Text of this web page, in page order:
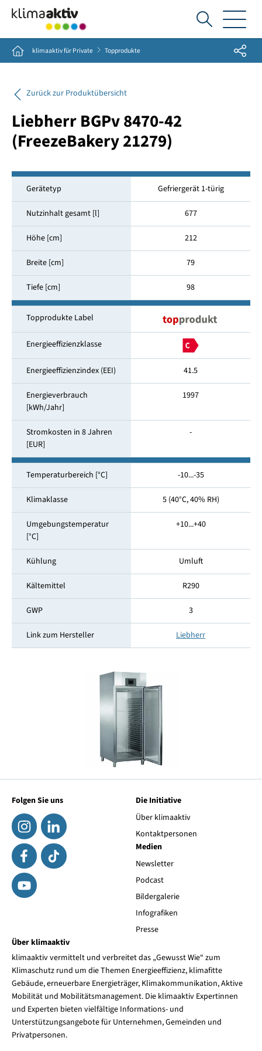
Ich
suche...
Home klimaaktiv für Private Topprodukte Share
Zurück zur Produktübersicht
Liebherr BGPv 8470-42
(FreezeBakery 21279)
Gerätetyp Gefriergerät 1-türig
Nutzinhalt gesamt [l] 677
Höhe [cm] 212
Breite [cm] 79
Tiefe [cm] 98
Topprodukte Label
Energieeffizienzklasse
Energieeffizienzindex (EEI) 41.5
Energieverbrauch
[kWh/Jahr]
1997
Stromkosten in 8 Jahren
[EUR]
-
Temperaturbereich [°C] -10...-35
Klimaklasse 5 (40°C, 40% RH)
Umgebungstemperatur
[°C]
+10...+40
Kühlung Umluft
Kältemittel R290
GWP 3
Link zum Hersteller Liebherr
Folgen Sie uns
Die Initiative
Über klimaaktiv
Kontaktpersonen
Medien
Newsletter
Podcast
Bildergalerie
Infografiken
Presse
Über klimaaktiv
klimaaktiv vermittelt und verbreitet das „Gewusst Wie“ zum
Klimaschutz rund um die Themen Energieeffizienz, klimafitte
Gebäude, erneuerbare Energieträger, Klimakommunikation, Aktive
Mobilität und Mobilitätsmanagement. Die klimaaktiv Expertinnen
und Experten bieten vielfältige Informations- und
Unterstützungsangebote für Unternehmen, Gemeinden und
Privatpersonen.